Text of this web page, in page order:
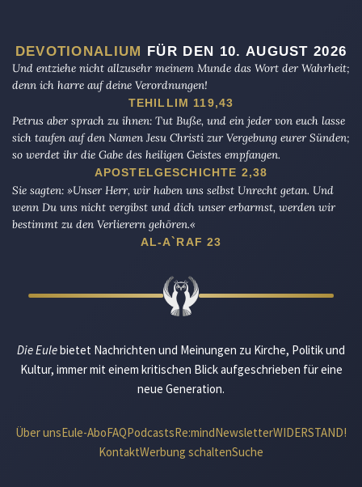
DEVOTIONALIUM FÜR DEN 10. AUGUST 2026
Und entziehe nicht allzusehr meinem Munde das Wort der Wahrheit;
denn ich harre auf deine Verordnungen!
TEHILLIM 119,43
Petrus aber sprach zu ihnen: Tut Buße, und ein jeder von euch lasse
sich taufen auf den Namen Jesu Christi zur Vergebung eurer Sünden;
so werdet ihr die Gabe des heiligen Geistes empfangen.
APOSTELGESCHICHTE 2,38
Sie sagten: »Unser Herr, wir haben uns selbst Unrecht getan. Und
wenn Du uns nicht vergibst und dich unser erbarmst, werden wir
bestimmt zu den Verlierern gehören.«
AL-A`RAF 23
Die Eulebietet Nachrichten und Meinungen zu Kirche, Politik und
Kultur, immer mit einem kritischen Blick aufgeschrieben für eine
neue Generation.
Über unsEule-AboFAQPodcastsRe:mindNewsletterWIDERSTAND!
KontaktWerbung schaltenSuche